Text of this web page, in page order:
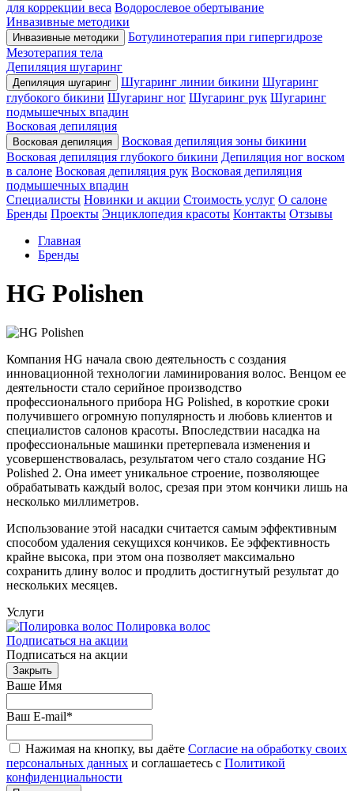
для коррекции веса Водорослевое обертывание
Инвазивные методики
Инвазивные методики
Ботулинотерапия при гипергидрозе
Мезотерапия тела
Депиляция шугаринг
Депиляция шугаринг Шугаринг линии бикини Шугаринг
глубокого бикини Шугаринг ног Шугаринг рук Шугаринг
подмышечных впадин
Восковая депиляция
Восковая депиляция
Восковая депиляция зоны бикини
Восковая депиляция глубокого бикини Депиляция ног воском
в салоне Восковая депиляция рук Восковая депиляция
подмышечных впадин
Специалисты Новинки и акции Стоимость услуг О салоне
Бренды Проекты Энциклопедия красоты Контакты Отзывы
Главная
Бренды
HG Polishen
Компания HG начала свою деятельность с создания
инновационной технологии ламинирования волос. Венцом ее
деятельности стало серийное производство
профессионального прибора HG Polished, в короткие сроки
получившего огромную популярность и любовь клиентов и
специалистов салонов красоты. Впоследствии насадка на
профессиональные машинки претерпевала изменения и
усовершенствовалась, результатом чего стало создание HG
Polished 2. Она имеет уникальное строение, позволяющее
обрабатывать каждый волос, срезая при этом кончики лишь на
несколько миллиметров.
Использование этой насадки считается самым эффективным
способом удаления секущихся кончиков. Ее эффективность
крайне высока, при этом она позволяет максимально
сохранить длину волос и продлить достигнутый результат до
нескольких месяцев.
Услуги
Полировка волос
Подписаться на акции
Подписаться на акции
Закрыть
Ваше Имя
Ваш E-mail*
Нажимая на кнопку, вы даёте Согласие на обработку своих
персональных данных и соглашаетесь с Политикой
конфиденциальности